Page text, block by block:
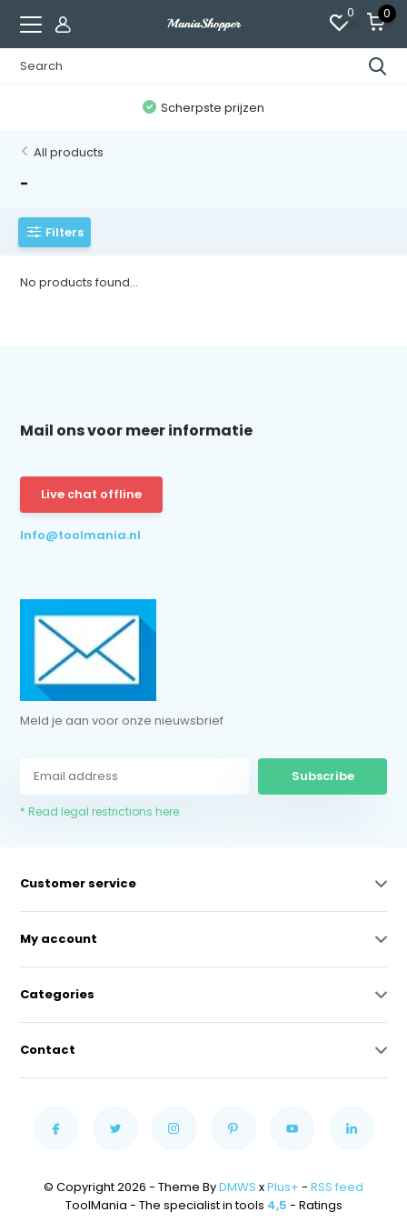
0 0
Scherpste prijzen
All products
-
Filters
No products found...
Mail ons voor meer informatie
Live chat offline
Info@toolmania.nl
Meld je aan voor onze nieuwsbrief
Subscribe
* Read legal restrictions here
Customer service
My account
Categories
Contact
© Copyright 2026 - Theme ByDMWS xPlus+ - RSS feed
ToolMania - The specialist in tools 4,5 - Ratings